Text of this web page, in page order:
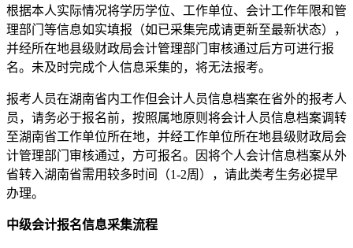
根据本人实际情况将学历学位、工作单位、会计工作年限和管
理部门等信息如实填报（如已采集完成请更新至最新状态），
并经所在地县级财政局会计管理部门审核通过后方可进行报
名。未及时完成个人信息采集的，将无法报考。
报考人员在湖南省内工作但会计人员信息档案在省外的报考人
员，请务必于报名前，按照属地原则将会计人员信息档案调转
至湖南省工作单位所在地，并经工作单位所在地县级财政局会
计管理部门审核通过，方可报名。因将个人会计信息档案从外
省转入湖南省需用较多时间（1-2周），请此类考生务必提早
办理。
中级会计报名信息采集流程